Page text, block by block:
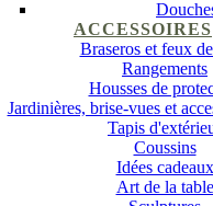
ACCESSOIRES
Braseros et feux
Rangements
Housses de
Jardinières, brise-vues et
Tapis
Coussins
Idées cadeaux
Art de la table